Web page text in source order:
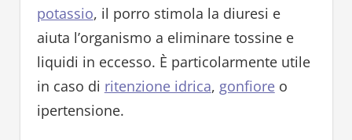
potassio, il porro stimola la diuresi e
aiuta l’organismo a eliminare tossine e
liquidi in eccesso. È particolarmente utile
in caso di ritenzione idrica, gonfioreo
ipertensione.